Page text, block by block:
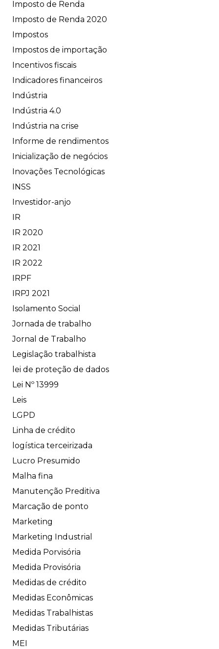
Imposto de Renda
Imposto de Renda 2020
Impostos
Impostos de importação
Incentivos fiscais
Indicadores financeiros
Indústria
Indústria 4.0
Indústria na crise
Informe de rendimentos
Inicialização de negócios
Inovações Tecnológicas
INSS
Investidor-anjo
IR
IR 2020
IR 2021
IR 2022
IRPF
IRPJ 2021
Isolamento Social
Jornada de trabalho
Jornal de Trabalho
Legislação trabalhista
lei de proteção de dados
Lei Nº 13999
Leis
LGPD
Linha de crédito
logística terceirizada
Lucro Presumido
Malha fina
Manutenção Preditiva
Marcação de ponto
Marketing
Marketing Industrial
Medida Porvisória
Medida Provisória
Medidas de crédito
Medidas Econômicas
Medidas Trabalhistas
Medidas Tributárias
MEI